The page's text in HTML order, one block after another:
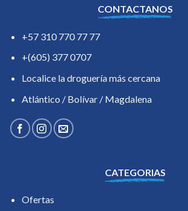
CONTACTANOS
+57 310 770 77 77
+(605) 377 0707
Localice la droguería más cercana
Atlántico / Bolívar / Magdalena
CATEGORIAS
Ofertas